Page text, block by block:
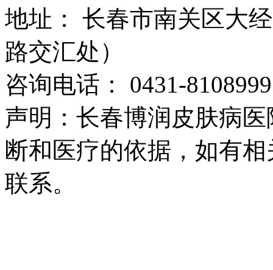
地址： 长春市南关区大
路交汇处）
咨询电话： 0431-
声明：长春博润皮肤病
断和医疗的依据，如有
联系。